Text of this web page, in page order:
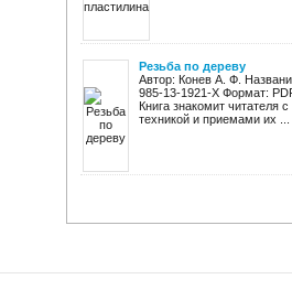
Резьба по дереву
Автор: Конев А. Ф.
985-13-1921-Х Формат:
Книга знакомит читателя
техникой и приемами их ...